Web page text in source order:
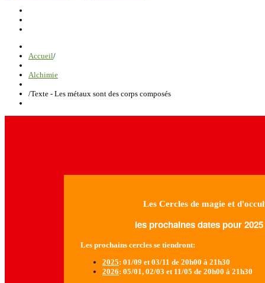
Accueil/
Alchimie
/Texte - Les métaux sont des corps composés
Les Cercles de magie et
les prochaines dates pour 2025
Les prochains cercles se tiendront:
2025: 01/09 et 03/11 de 20h00 à 21h30
2026: 05/01, 02/03 et 11/05 de 20h00 à 21h30